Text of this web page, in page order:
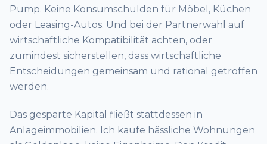
Pump. Keine Konsumschulden für Möbel, Küchen
oder Leasing-Autos. Und bei der Partnerwahl auf
wirtschaftliche Kompatibilität achten, oder
zumindest sicherstellen, dass wirtschaftliche
Entscheidungen gemeinsam und rational getroffen
werden.
Das gesparte Kapital fließt stattdessen in
Anlageimmobilien. Ich kaufe hässliche Wohnungen